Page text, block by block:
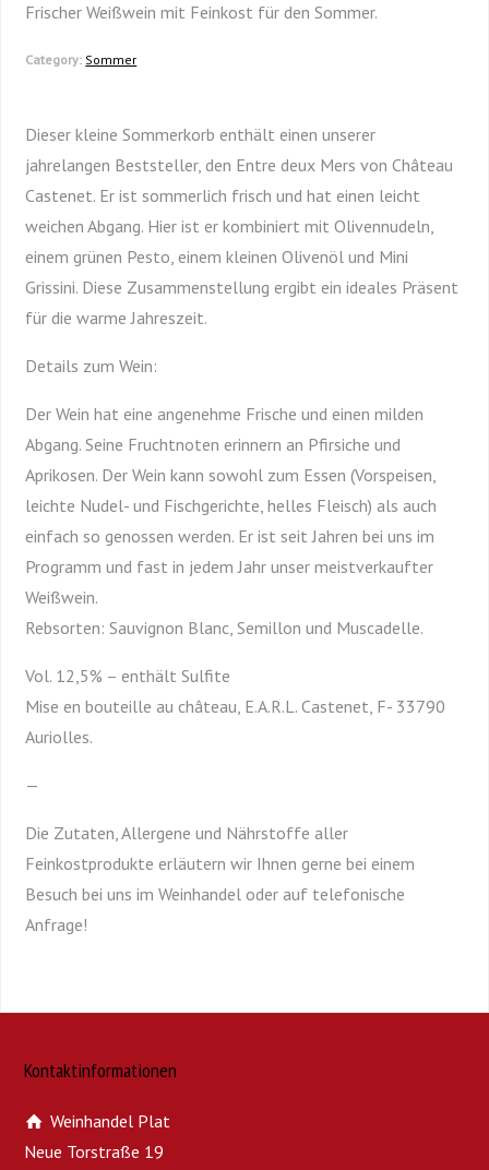
Frischer Weißwein mit Feinkost für den Sommer.
Category: Sommer
Dieser kleine Sommerkorb enthält einen unserer
jahrelangen Beststeller, den Entre deux Mers von Château
Castenet. Er ist sommerlich frisch und hat einen leicht
weichen Abgang. Hier ist er kombiniert mit Olivennudeln,
einem grünen Pesto, einem kleinen Olivenöl und Mini
Grissini. Diese Zusammenstellung ergibt ein ideales Präsent
für die warme Jahreszeit.
Details zum Wein:
Der Wein hat eine angenehme Frische und einen milden
Abgang. Seine Fruchtnoten erinnern an Pfirsiche und
Aprikosen. Der Wein kann sowohl zum Essen (Vorspeisen,
leichte Nudel- und Fischgerichte, helles Fleisch) als auch
einfach so genossen werden. Er ist seit Jahren bei uns im
Programm und fast in jedem Jahr unser meistverkaufter
Weißwein.
Rebsorten: Sauvignon Blanc, Semillon und Muscadelle.
Vol. 12,5% – enthält Sulfite
Mise en bouteille au château, E.A.R.L. Castenet, F- 33790
Auriolles.
—
Die Zutaten, Allergene und Nährstoffe aller
Feinkostprodukte erläutern wir Ihnen gerne bei einem
Besuch bei uns im Weinhandel oder auf telefonische
Anfrage!
Kontaktinformationen
Weinhandel Plat
Neue Torstraße 19